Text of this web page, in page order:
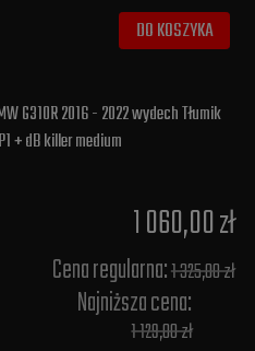
DO KOSZYKA
G310R 2016 - 2022 wydech Tłumik
+ dB killer medium
1 060,00 zł
Cena regularna:1 325,00 zł
Najniższa cena:
1 129,00 zł